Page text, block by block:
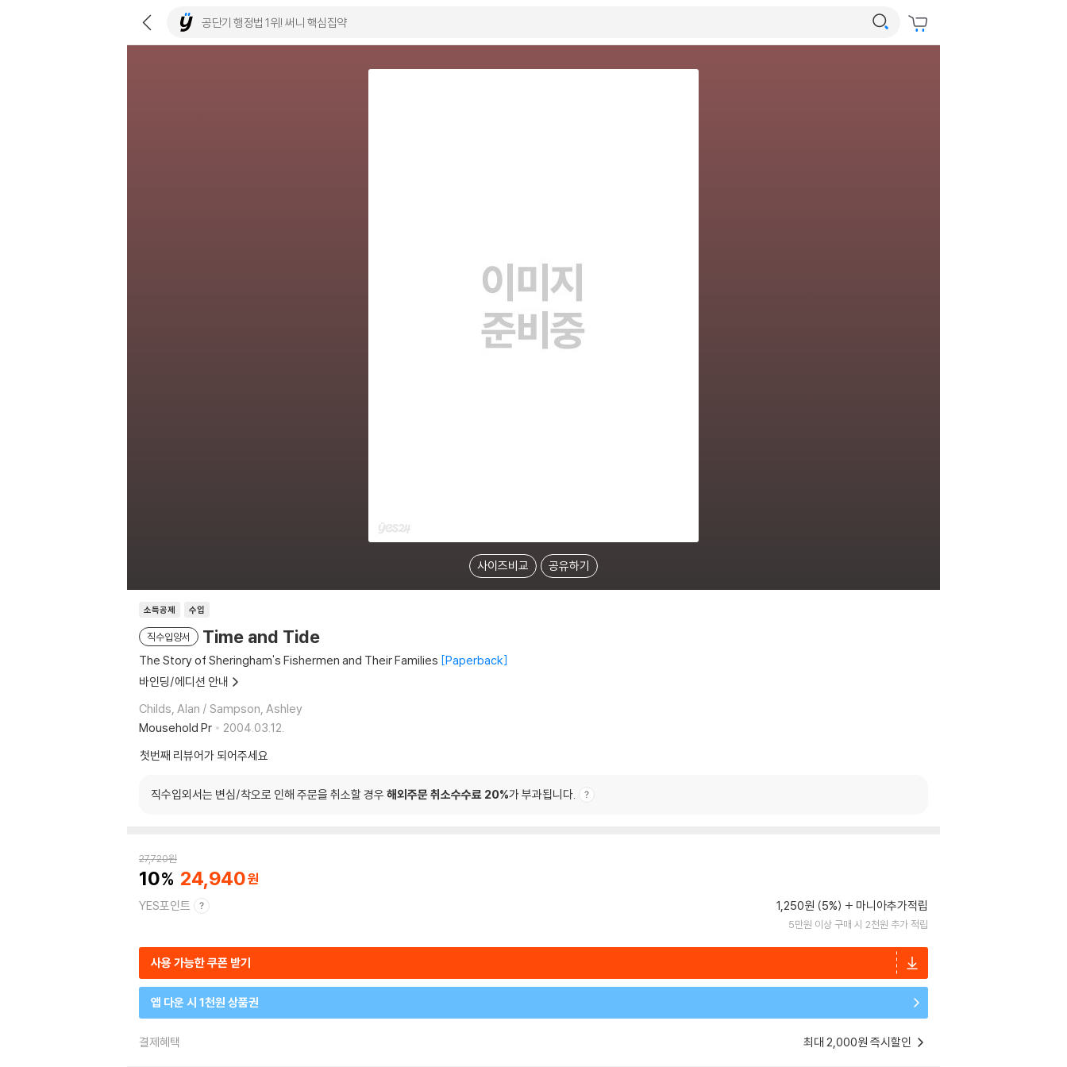
사이즈비교 공유하기
소득공제 수입
직수입양서 Time and Tide
The Story of Sheringham's Fishermen and Their Families Paperback
바인딩/에디션 안내
Childs, Alan / Sampson, Ashley
Mousehold Pr
2004.03.12.
첫번째 리뷰어가 되어주세요
직수입외서는 변심/착오로 인해 주문을 취소할 경우 해외주문 취소수수료 20%가 부과됩니다.
27,720원
10 24,940
YES포인트 1,250원 (5%) 마니아추가적립
5만원 이상 구매 시 2천원 추가 적립
사용 가능한 쿠폰 받기
앱 다운 시 1천원 상품권
결제혜택 최대 2,000원 즉시할인